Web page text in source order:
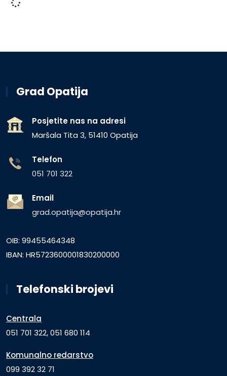
Grad Opatija
Posjetite nas na adresi
Maršala Tita 3, 51410 Opatija
Telefon
051 701 322
Email
grad.opatija@opatija.hr
OIB: 99455464348
IBAN: HR5723600001830200000
Telefonski brojevi
Centrala
051 701 322, 051 680 114
Komunalno redarstvo
099 392 32 71